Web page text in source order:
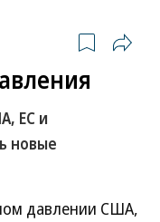
ЕС и
новые
давлении США,